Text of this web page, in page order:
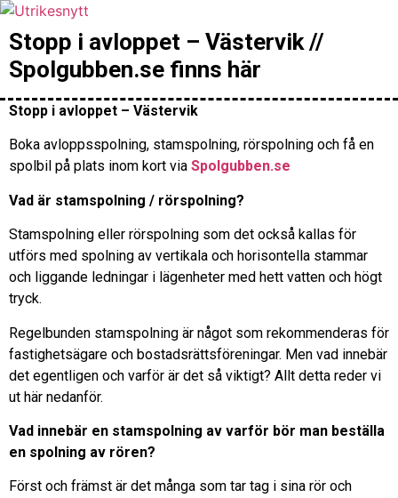
Hoppa
till
innehåll
Stopp i avloppet – Västervik //
Spolgubben.se finns här
Stopp i avloppet – Västervik
Boka avloppsspolning, stamspolning, rörspolning och få en
spolbil på plats inom kort via Spolgubben.se
Vad är stamspolning / rörspolning?
Stamspolning eller rörspolning som det också kallas för
utförs med spolning av vertikala och horisontella stammar
och liggande ledningar i lägenheter med hett vatten och högt
tryck.
Regelbunden stamspolning är något som rekommenderas för
fastighetsägare och bostadsrättsföreningar. Men vad innebär
det egentligen och varför är det så viktigt? Allt detta reder vi
ut här nedanför.
Vad innebär en stamspolning av varför bör man beställa
en spolning av rören?
Först och främst är det många som tar tag i sina rör och